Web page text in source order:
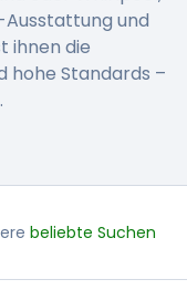
und
ihnen die
hohe Standards –
beliebte Suchen